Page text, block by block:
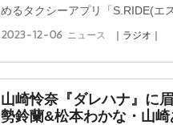
めるタクシーアプリ「S.RIDE(エ
2023-12-06 ニュース ｜ラジオ｜
山崎怜奈『ダレハナ』に
勢鈴蘭&松本わかな・山